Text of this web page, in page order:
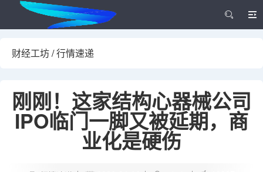
财经工坊/行情速递
刚刚！这家结构心器械公司
IPO临门一脚又被延期，商
业化是硬伤